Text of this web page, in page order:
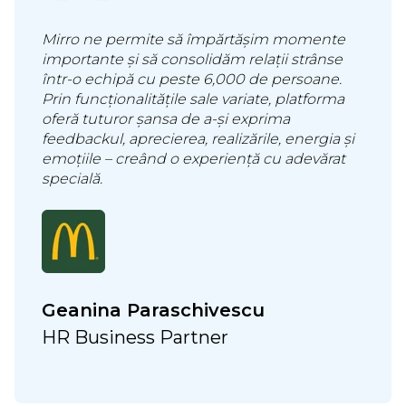
Mirro ne permite să împărtășim momente
importante și să consolidăm relații strânse
într-o echipă cu peste 6,000 de persoane.
Prin funcționalitățile sale variate, platforma
oferă tuturor șansa de a-și exprima
feedbackul, aprecierea, realizările, energia și
emoțiile – creând o experiență cu adevărat
specială.
Geanina Paraschivescu
HR Business Partner